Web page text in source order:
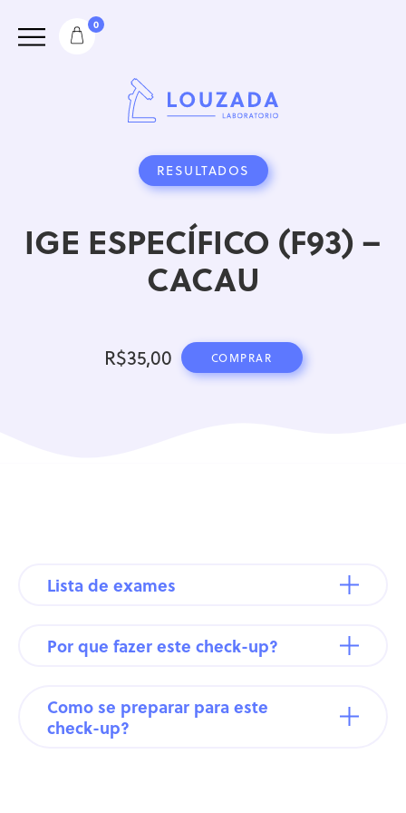
0
RESULTADOS
IGE ESPECÍFICO (F93) –
CACAU
R$35,00 COMPRAR
Lista de exames
Por que fazer este check-up?
Como se preparar para este
check-up?